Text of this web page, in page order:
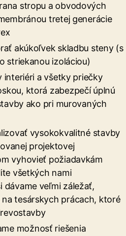
stropu a obvodových
tretej generácie
akúkoľvek skladbu steny (s
striekanou izoláciou)
interiéri a všetky priečky
ktorá zabezpečí úplnú
ako pri murovaných
vysokokvalitné stavby
projektovej
vyhovieť požiadavkám
všetkých nami
dávame veľmi záležať,
tesárskych prácach, ktoré
možnosť riešenia